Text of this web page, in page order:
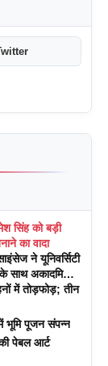
सिंह को बड़ी
का वादा
ने यूनिवर्सिटी
के साथ अकादमिक
का
में तोड़फोड़; तीन
भूमि पूजन संपन्न
पेबल आर्ट